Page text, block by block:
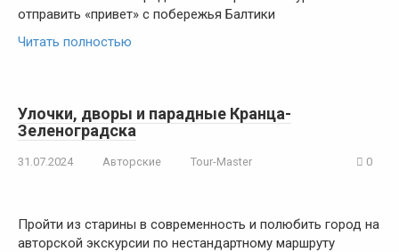
отправить «привет» с побережья Балтики
Читать полностью
Улочки, дворы и парадные Кранца-
Зеленоградска
31.07.2024 Авторские Tour-Master 0
Пройти из старины в современность и полюбить город на
авторской экскурсии по нестандартному маршруту